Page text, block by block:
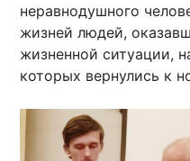
неравнодушного
жизней людей,
жизненной ситуации,
которых вернулись к